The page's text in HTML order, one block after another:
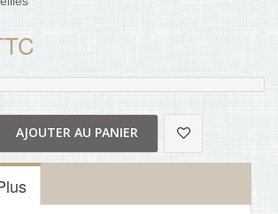
AJOUTER AU PANIER